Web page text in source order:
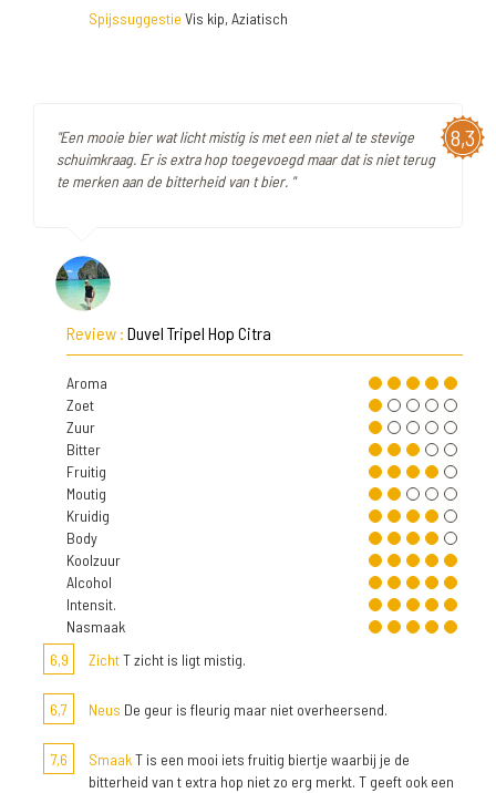
Spijssuggestie Vis kip, Aziatisch
8,3
"Een mooie bier wat licht mistig is met een niet al te stevige
schuimkraag. Er is extra hop toegevoegd maar dat is niet terug
te merken aan de bitterheid van t bier. "
Review : Duvel Tripel Hop Citra
Aroma
Zoet
Zuur
Bitter
Fruitig
Moutig
Kruidig
Body
Koolzuur
Alcohol
Intensit.
Nasmaak
6,9
ZichtT zicht is ligt mistig.
6,7 Neus De geur is fleurig maar niet overheersend.
7,6 SmaakT is een mooi iets fruitig biertje waarbij je de
bitterheid van t extra hop niet zo erg merkt. T geeft ook een